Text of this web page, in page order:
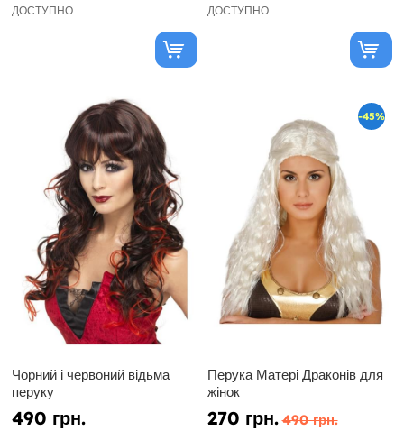
ДОСТУПНО ДОСТУПНО
Чорний і червоний відьма
перуку
490 грн.
-45%
Перука Матері Драконів для
жінок
270 грн. 490 грн.